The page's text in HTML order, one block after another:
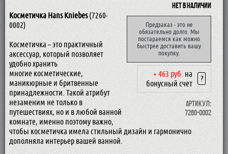
Нет в наличии
Предзаказ - это не
обязательно долго. Мы
постараемся как можно
быстрее доставить вашу
покупку.
+ 463 руб. на
бонусный счет
?
Артикул:
7260-0002
Косметичка Hans Kniebes(7260-
0002)
Косметичка – это практичный
аксессуар, который позволяет
удобно хранить
многие косметические,
маникюрные и бритвенные
принадлежности. Такой атрибут
незаменим не только в
путешествиях, но и в любой ванной
комнате, именно поэтому важно,
чтобы косметичка имела стильный дизайн и гармонично
дополняла интерьер вашей ванной.